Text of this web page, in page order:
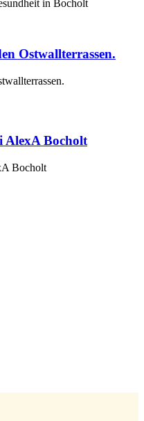
Ostwallterrassen.
AlexA Bocholt